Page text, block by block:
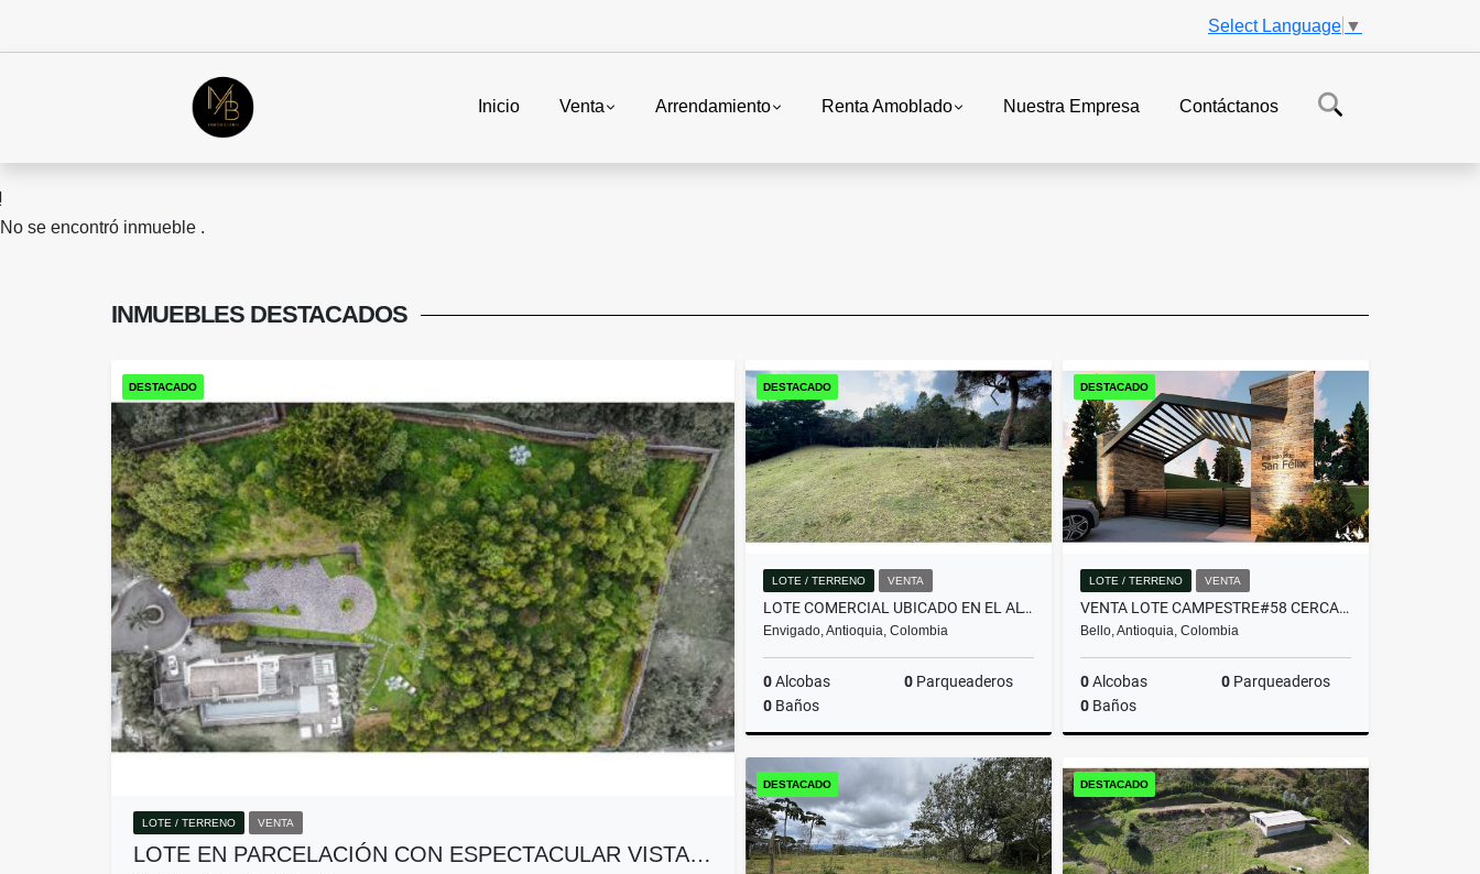
Select Language ▼
Inicio Venta Arrendamiento Renta Amoblado Nuestra Empresa Contáctanos
No se encontró inmueble .
INMUEBLES DESTACADOS
DESTACADO
LOTE / TERRENO VENTA
LOTE EN PARCELACIÓN CON ESPECTACULAR VISTA…
DESTACADO
LOTE / TERRENO VENTA
LOTE COMERCIAL UBICADO EN EL ALTO DE PALMAS ANTES DEL PEAJE
Envigado, Antioquia, Colombia
0Alcobas 0 Parqueaderos
0 Baños
Venta
$9.999.999.999
DESTACADO
LOTE / TERRENO VENTA
VENTA LOTE CAMPESTRE#58 CERCA A MEDELLÍN, VISTA PANORÁMICA SIN PEAJE
Bello, Antioquia, Colombia
0Alcobas 0 Parqueaderos
0 Baños
Venta
$382.480.000
DESTACADO DESTACADO